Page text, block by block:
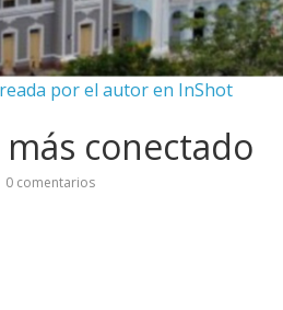
por el autor en InShot
conectado
0 comentarios